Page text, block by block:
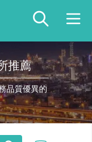
推薦
品質優異的